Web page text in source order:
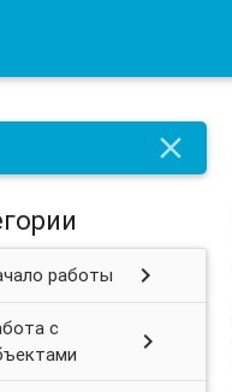
close
работы chevron_right
с
chevron_right